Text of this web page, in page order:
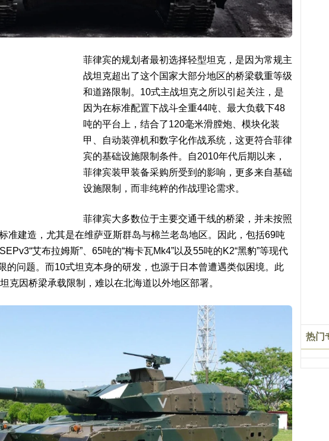
菲律宾的规划者最初选择轻型坦克，是因为常规主
战坦克超出了这个国家大部分地区的桥梁载重等级
和道路限制。10式主战坦克之所以引起关注，是
因为在标准配置下战斗全重44吨、最大负载下48
吨的平台上，结合了120毫米滑膛炮、模块化装
甲、自动装弹机和数字化作战系统，这更符合菲律
宾的基础设施限制条件。自2010年代后期以来，
菲律宾装甲装备采购所受到的影响，更多来自基础
设施限制，而非纯粹的作战理论需求。
菲律宾大多数位于主要交通干线的桥梁，并未按照
准建造，尤其是在维萨亚斯群岛与棉兰老岛地区。因此，包括69吨
艾布拉姆斯”、65吨的“梅卡瓦Mk4”以及55吨的K2“黑豹”等现代
的问题。而10式坦克本身的研发，也源于日本曾遭遇类似困境。此
克因桥梁承载限制，难以在北海道以外地区部署。
热门